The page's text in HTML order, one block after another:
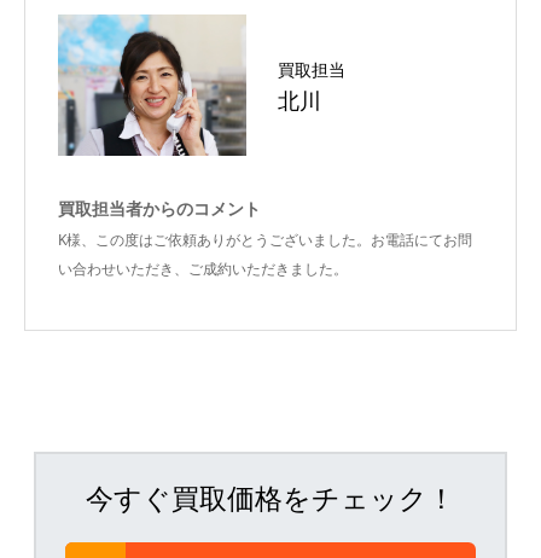
買取担当
北川
買取担当者からのコメント
K様、この度はご依頼ありがとうございました。お電話にてお問
い合わせいただき、ご成約いただきました。
今すぐ買取価格をチェック！